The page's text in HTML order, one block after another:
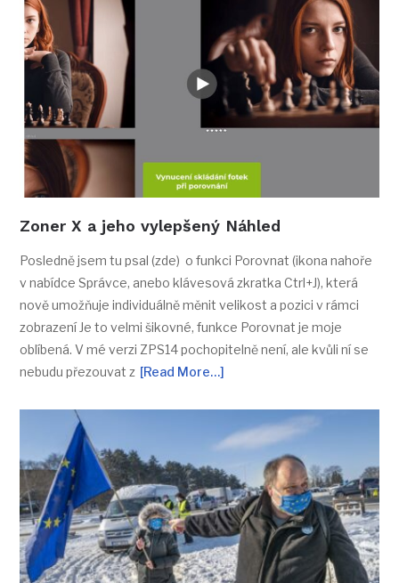
Zoner X a jeho vylepšený Náhled
Posledně jsem tu psal (zde) o funkci Porovnat (ikona nahoře
v nabídce Správce, anebo klávesová zkratka Ctrl+J), která
nově umožňuje individuálně měnit velikost a pozici v rámci
zobrazení Je to velmi šikovné, funkce Porovnat je moje
oblíbená. V mé verzi ZPS14 pochopitelně není, ale kvůli ní se
nebudu přezouvat z [Read More…]